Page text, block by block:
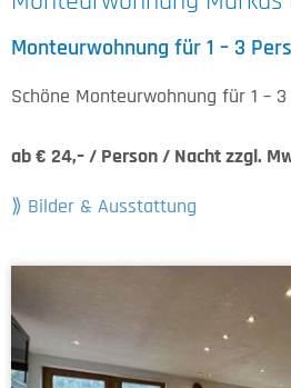
Monteurwohnung für 1 – 3
Schöne Monteurwohnung für 1 –
ab € 24,– / Person / Nacht zzgl.
Bilder & Ausstattung